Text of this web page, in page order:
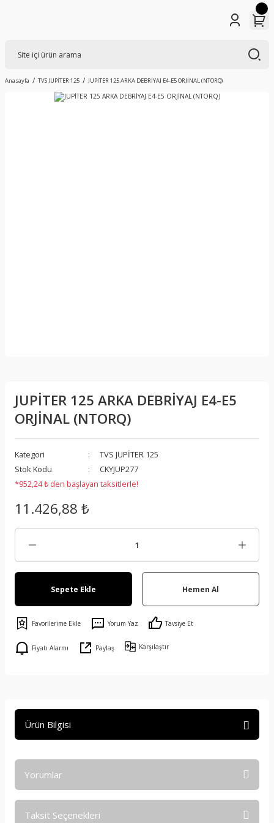
Anasayfa TVS JUPİTER 125 JUPİTER 125 ARKA DEBRİYAJ E4-E5 ORJİNAL (NTORQ)
JUPİTER 125 ARKA DEBRİYAJ E4-E5
ORJİNAL (NTORQ)
Kategori
TVS JUPİTER 125
Stok Kodu
CKYJUP277
*952,24 ₺ den başlayan taksitlerle!
11.426,88 ₺
Sepete Ekle Hemen Al
Yorum Yaz Tavsiye Et
Fiyatı Alarmı Paylaş Karşılaştır
Ürün Bilgisi
Yorumlar
Taksit Seçenekleri